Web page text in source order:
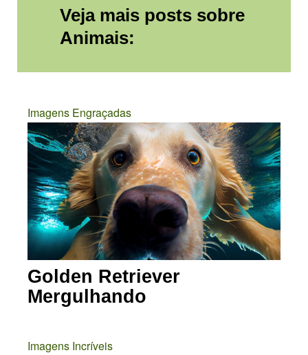
Veja mais posts sobre
Animais:
Imagens Engraçadas
Golden Retriever
Mergulhando
Imagens Incríveis